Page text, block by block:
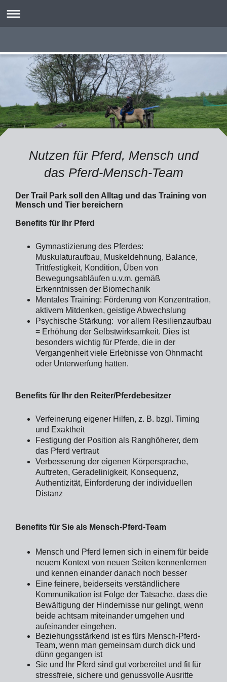
Nutzen für Pferd, Mensch und
das Pferd-Mensch-Team
Der Trail Park soll den Alltag und das Training von
Mensch und Tier bereichern
Benefits für Ihr Pferd
Gymnastizierung des Pferdes:
Muskulaturaufbau, Muskeldehnung, Balance,
Trittfestigkeit, Kondition, Üben von
Bewegungsabläufen u.v.m. gemäß
Erkenntnissen der Biomechanik
Mentales Training: Förderung von Konzentration,
aktivem Mitdenken, geistige Abwechslung
Psychische Stärkung: vor allem Resilienzaufbau
= Erhöhung der Selbstwirksamkeit. Dies ist
besonders wichtig für Pferde, die in der
Vergangenheit viele Erlebnisse von Ohnmacht
oder Unterwerfung hatten.
Benefits für Ihr den Reiter/Pferdebesitzer
Verfeinerung eigener Hilfen, z. B. bzgl. Timing
und Exaktheit
Festigung der Position als Ranghöherer, dem
das Pferd vertraut
Verbesserung der eigenen Körpersprache,
Auftreten, Geradelinigkeit, Konsequenz,
Authentizität, Einforderung der individuellen
Distanz
Benefits für Sie als Mensch-Pferd-Team
Mensch und Pferd lernen sich in einem für beide
neuem Kontext von neuen Seiten kennenlernen
und kennen einander danach noch besser
Eine feinere, beiderseits verständlichere
Kommunikation ist Folge der Tatsache, dass die
Bewältigung der Hindernisse nur gelingt, wenn
beide achtsam miteinander umgehen und
aufeinander eingehen.
Beziehungsstärkend ist es fürs Mensch-Pferd-
Team, wenn man gemeinsam durch dick und
dünn gegangen ist
Sie und Ihr Pferd sind gut vorbereitet und fit für
stressfreie, sichere und genussvolle Ausritte